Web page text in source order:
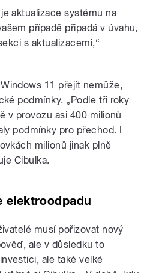
aktualizace systému na
případě připadá v úvahu,
s aktualizacemi,“
11 přejít nemůže,
podmínky. „Podle tři roky
v provozu asi 400 milionů
podmínky pro přechod. I
milionů jinak plně
Cibulka.
elektroodpadu
musí pořizovat nový
ale v důsledku to
ale také velké